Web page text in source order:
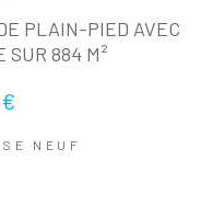
PLAIN-PIED AVEC
SUR 884 M²
NEUF